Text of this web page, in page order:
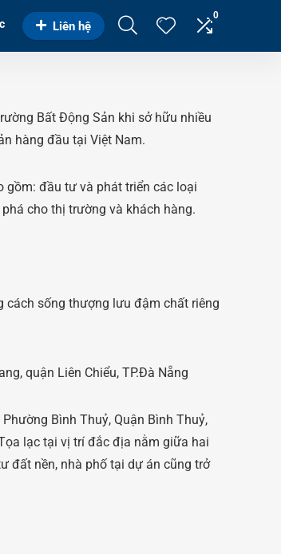
Liên hệ
0
Bất Động Sản khi sở hữu nhiều
hàng đầu tại Việt Nam.
gồm: đầu tư và phát triển các loại
cho thị trường và khách hàng.
cách sống thượng lưu đậm chất riêng
quận Liên Chiểu, TP.Đà Nẵng
Bình Thuỷ, Quận Bình Thuỷ,
lạc tại vị trí đắc địa nằm giữa hai
đất nền, nhà phố tại dự án cũng trở